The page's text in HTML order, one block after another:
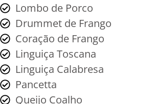
Lombo de Porco
Drummet de Frango
Coração de Frango
Linguiça Toscana
Linguiça Calabresa
Pancetta
Queijo Coalho